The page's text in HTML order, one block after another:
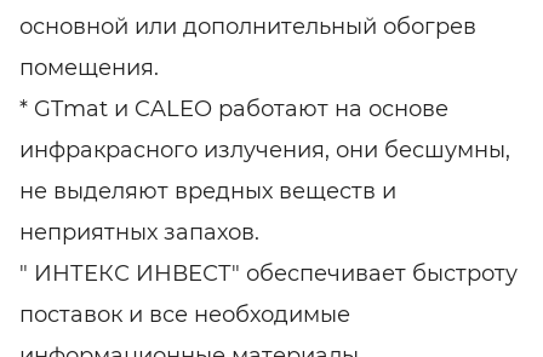
основной или дополнительный обогрев
помещения.
* GTmat и CALEO работают на основе
инфракрасного излучения, они бесшумны,
не выделяют вредных веществ и
неприятных запахов.
" ИНТЕКС ИНВЕСТ" обеспечивает быстроту
поставок и все необходимые